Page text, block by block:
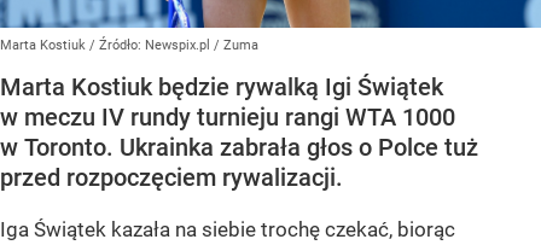
Marta Kostiuk / Źródło: Newspix.pl / Zuma
Marta Kostiuk będzie rywalką Igi Świątek
w meczu IV rundy turnieju rangi WTA 1000
w Toronto. Ukrainka zabrała głos o Polce tuż
przed rozpoczęciem rywalizacji.
Iga Świątek kazała na siebie trochę czekać, biorąc